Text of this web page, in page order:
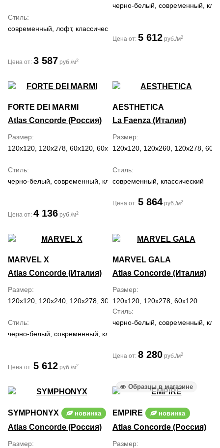
Стиль
современный, лофт, классический
Цена от: 3 587 руб./м2
черно-белый, современный,
Цена от: 5 612 руб./м2
FORTE DEI MARMI
Atlas Concorde (Россия)
Размер
120x120, 120x278, 60x120, 60x60, 80x160, 80x80
Стиль
черно-белый, современный, классический
Цена от: 4 136 руб./м2
AESTHETICA
La Faenza (Италия)
Размер
120x120, 120x260, 120x278,
Стиль
современный, классический
Цена от: 5 864 руб./м2
MARVEL X
Atlas Concorde (Италия)
Размер
120x120, 120x240, 120x278, 30x60, 60x120, 60x60, 75x150, 75x75
Стиль
черно-белый, современный, классический, средиземноморский
Цена от: 5 612 руб./м2
MARVEL GALA
Atlas Concorde (Италия)
Размер
120x120, 120x278, 60x120
Стиль
черно-белый, современный,
Цена от: 8 280 руб./м2
SYMPHONYX новинка
Atlas Concorde (Россия)
Размер
Образцы в магазине
EMPIRE новинка
Atlas Concorde (Россия)
Размер